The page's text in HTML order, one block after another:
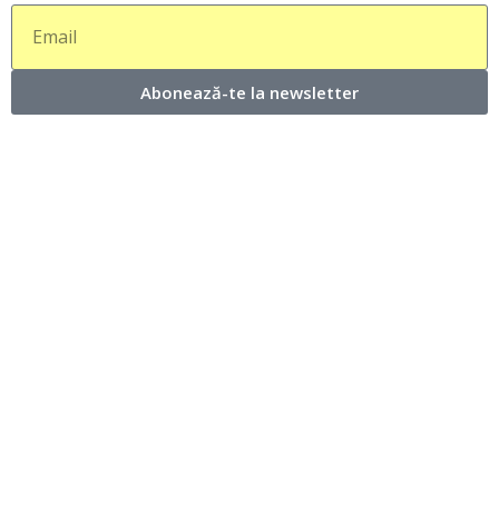
Abonează-te la newsletter